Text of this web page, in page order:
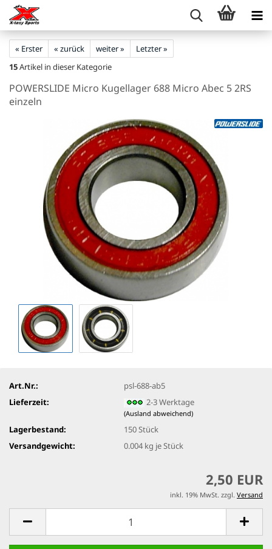
« Erster « zurück weiter »
Letzter »
15Artikel in dieser Kategorie
POWERSLIDE Micro Kugellager 688 Micro Abec 5 2RS
einzeln
Art.Nr.:
psl-688-ab5
Lieferzeit:
2-3 Werktage
(Ausland abweichend)
Lagerbestand: 150 Stück
Versandgewicht:
0.004 kg je Stück
2,50 EUR
inkl. 19% MwSt. zzgl. Versand